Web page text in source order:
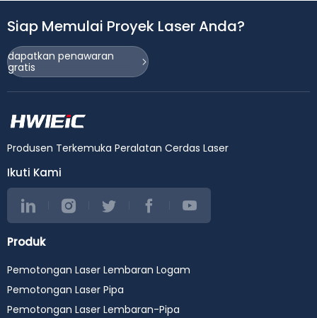
Siap Memulai Proyek Laser Anda?
dapatkan penawaran
gratis
Produsen Terkemuka Peralatan Cerdas Laser
Ikuti Kami
Produk
Pemotongan Laser Lembaran Logam
Pemotongan Laser Pipa
Pemotongan Laser Lembaran-Pipa